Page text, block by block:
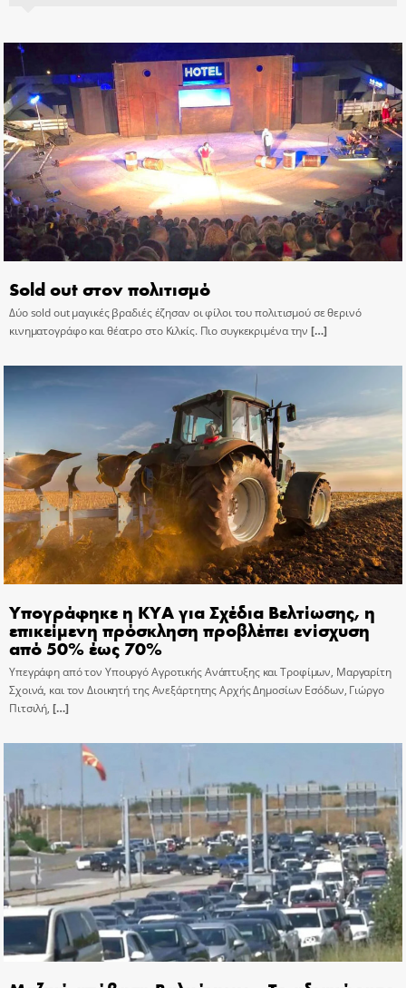
Sold out στον πολιτισμό
Δύο sold out μαγικές βραδιές έζησαν οι φίλοι του πολιτισμού σε θερινό
κινηματογράφο και θέατρο στο Κιλκίς. Πιο συγκεκριμένα την […]
Υπογράφηκε η ΚΥΑ για Σχέδια Βελτίωσης, η
επικείμενη πρόσκληση προβλέπει ενίσχυση
από 50% έως 70%
Υπεγράφη από τον Υπουργό Αγροτικής Ανάπτυξης και Τροφίμων, Μαργαρίτη
Σχοινά, και τον Διοικητή της Ανεξάρτητης Αρχής Δημοσίων Εσόδων, Γιώργο
Πιτσιλή, […]